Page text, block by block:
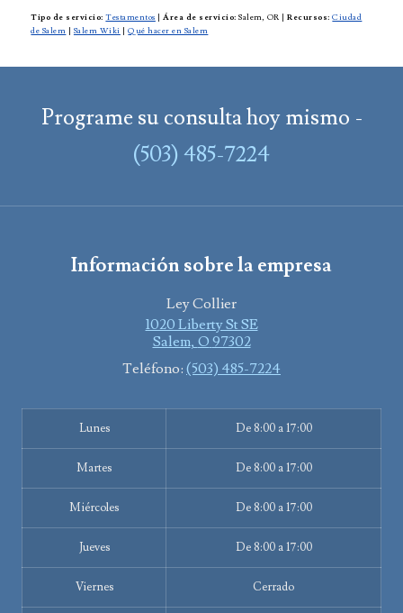
Tipo de servicio: Testamentos |Área de servicio: Salem, OR |Recursos: Ciudad
de Salem | Salem Wiki |Qué hacer en Salem
Programe su consulta hoy mismo -
(503) 485-7224
Información sobre la empresa
Ley Collier
1020 Liberty St SE
Salem, O 97302
Teléfono: (503) 485-7224
Lunes De 8:00 a 17:00
Martes De 8:00 a 17:00
Miércoles De 8:00 a 17:00
Jueves De 8:00 a 17:00
Viernes Cerrado